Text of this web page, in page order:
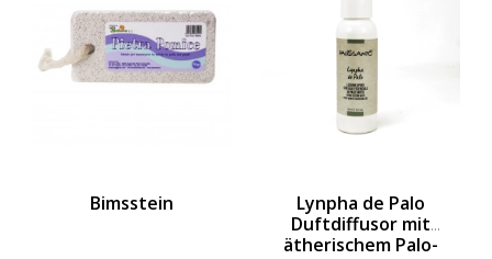
Bimsstein
Lynpha de Palo
Duftdiffusor mit
ätherischem Palo-